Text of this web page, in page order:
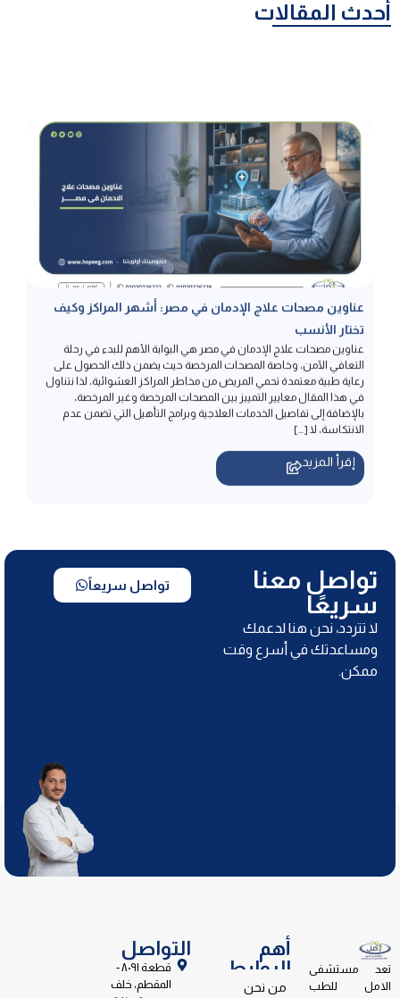
أحدث المقالات
عناوين مصحات علاج الإدمان في مصر: أشهر المراكز وكيف
تختار الأنسب
عناوين مصحات علاج الإدمان في مصر هي البوابة الأهم للبدء في رحلة
التعافي الآمن، وخاصة المصحات المرخصة حيث يضمن ذلك الحصول على
رعاية طبية معتمدة تحمي المريض من مخاطر المراكز العشوائية، لذا نتناول
في هذا المقال معايير التمييز بين المصحات المرخصة وغير المرخصة،
بالإضافة إلى تفاصيل الخدمات العلاجية وبرامج التأهيل التي تضمن عدم
الانتكاسة، لا […]
إقرأ المزيد
تواصل معنا
سريعًا
لا تتردد، نحن هنا لدعمك
ومساعدتك في أسرع وقت
ممكن.
تواصل سريعاً
تعد مستشفى
الامل للطب
أهم
الروابط
من نحن
التواصل
قطعة ٨٠٩١ -
المقطم، خلف